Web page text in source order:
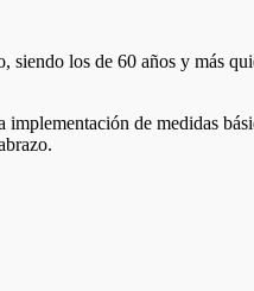
los de 60 años y más
de medidas